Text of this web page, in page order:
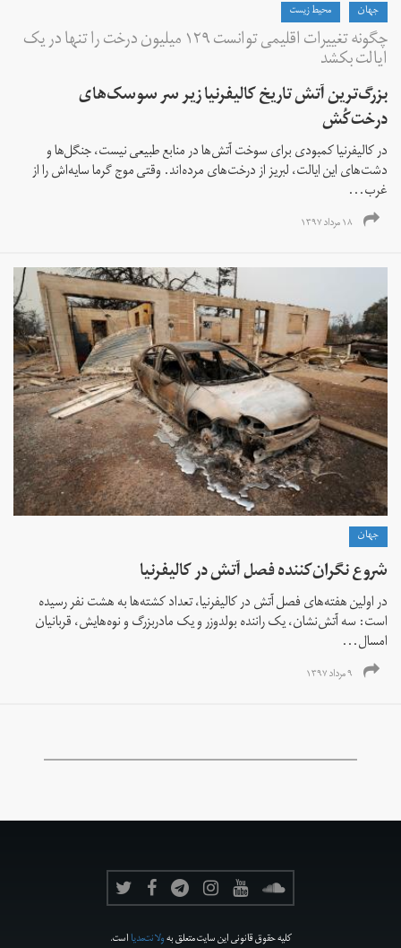
جهان محیط زیست
چگونه تغییرات اقلیمی توانست ۱۲۹ میلیون درخت را تنها در یک
ایالت بکشد
بزرگ‌ترین آتش تاریخ کالیفرنیا زیر سر سوسک‌های
درخت‌کُش
در کالیفرنیا کمبودی برای سوخت آتش‌ها در منابع طبیعی نیست،‌ جنگل‌ها و
دشت‌های این ایالت، لبریز از درخت‌های مرده‌اند. وقتی موج گرما سایه‌اش را از
غرب...
۱۸ مرداد ۱۳۹۷
جهان
شروع نگران‌کننده فصل آتش در کالیفرنیا
در اولین هفته‌های فصل آتش در کالیفرنیا، تعداد کشته‌ها به هشت نفر رسیده
است: سه آتش‌نشان، یک راننده بولدوزر و یک مادربزرگ و نوه‌هایش، قربانیان
امسال...
۹ مرداد ۱۳۹۷
کلیه حقوق قانونی این سایت متعلق بهولانت‌مدیااست.